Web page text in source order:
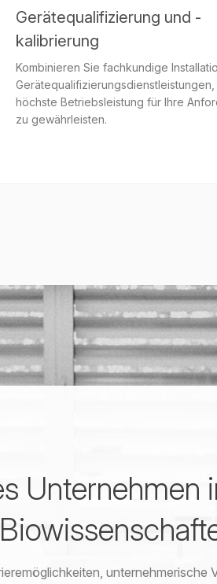
Gerätequalifizierung und -
kalibrierung
Kombinieren Sie fachkundige
Gerätequalifizierungsdienstleistungen,
höchste Betriebsleistung für Ihre
zu gewährleisten.
Unternehmen
unternehmerische